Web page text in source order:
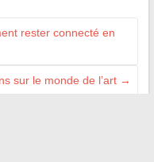
rester connecté en
sur le monde de l’art →